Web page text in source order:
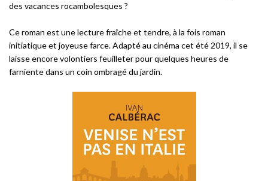
des vacances rocambolesques ?
Ce roman est une lecture fraîche et tendre, à la fois roman
initiatique et joyeuse farce. Adapté au cinéma cet été 2019, il se
laisse encore volontiers feuilleter pour quelques heures de
farniente dans un coin ombragé du jardin.